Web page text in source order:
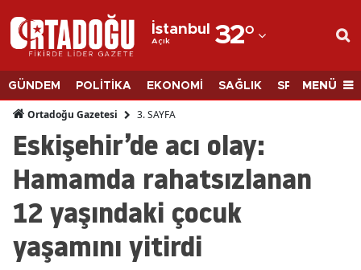
İstanbul
Açık 32°
Adana
Adıyaman
Afyonkarahisar
Ağrı
Amasya
Ankara
Antalya
GÜNDEM POLİTİKA EKONOMİ SAĞLIK SPORMENÜ
Ortadoğu Gazetesi 3. SAYFA
Eskişehir’de acı olay:
Hamamda rahatsızlanan
12 yaşındaki çocuk
yaşamını yitirdi